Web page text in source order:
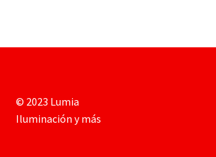
© 2023 Lumia
Iluminación y más